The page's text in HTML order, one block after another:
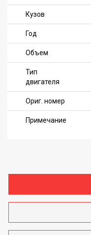
Кузов
Год
Объем
Тип
двигателя
Ориг. номер
Примечание